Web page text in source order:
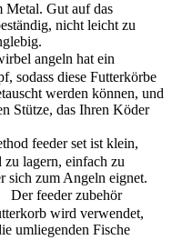
Metal. Gut auf das
nicht leicht zu
angeln hat ein
sodass diese Futterkörbe
werden können, und
Stütze, das Ihren Köder
feeder set ist klein,
lagern, einfach zu
sich zum Angeln eignet.
Der feeder zubehör
wird verwendet,
umliegenden Fische